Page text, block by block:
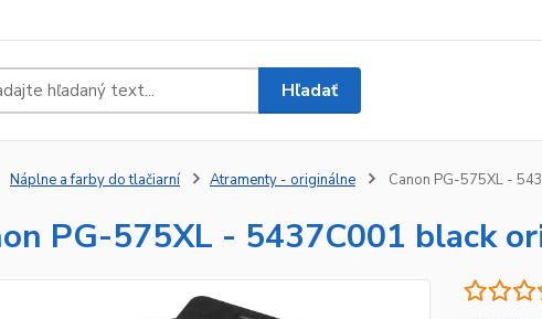
Hľadať
Náplne a farby do tlačiarní Atramenty - originálne Canon PG-575XL -
PG-575XL - 5437C001 black